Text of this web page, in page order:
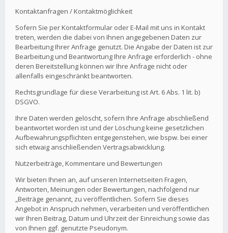
Kontaktanfragen / Kontaktmöglichkeit
Sofern Sie per Kontaktformular oder E-Mail mit uns in Kontakt
treten, werden die dabei von Ihnen angegebenen Daten zur
Bearbeitung Ihrer Anfrage genutzt. Die Angabe der Daten ist zur
Bearbeitung und Beantwortung Ihre Anfrage erforderlich - ohne
deren Bereitstellung können wir Ihre Anfrage nicht oder
allenfalls eingeschränkt beantworten.
Rechtsgrundlage für diese Verarbeitung ist Art. 6 Abs. 1 lit. b)
DSGVO.
Ihre Daten werden gelöscht, sofern Ihre Anfrage abschließend
beantwortet worden ist und der Löschung keine gesetzlichen
Aufbewahrungspflichten entgegenstehen, wie bspw. bei einer
sich etwaig anschließenden Vertragsabwicklung.
Nutzerbeiträge, Kommentare und Bewertungen
Wir bieten Ihnen an, auf unseren Internetseiten Fragen,
Antworten, Meinungen oder Bewertungen, nachfolgend nur
„Beiträge genannt, zu veröffentlichen. Sofern Sie dieses
Angebot in Anspruch nehmen, verarbeiten und veröffentlichen
wir Ihren Beitrag, Datum und Uhrzeit der Einreichung sowie das
von Ihnen ggf. genutzte Pseudonym.